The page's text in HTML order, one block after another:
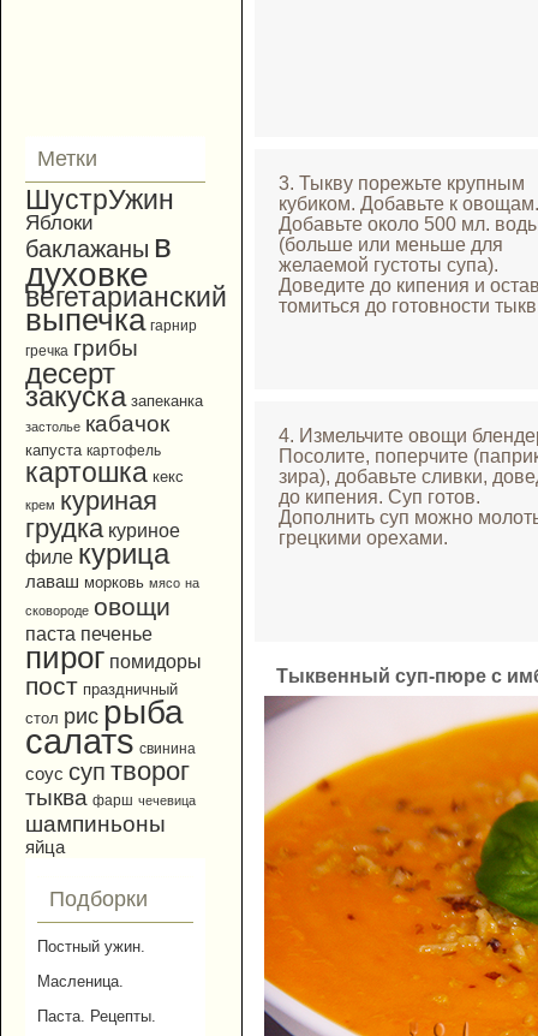
Метки
ШустрУжин
Яблоки
баклажаны в
духовке
вегетарианский
выпечка гарнир
гречка грибы
десерт
закуска запеканка
застолье кабачок
капуста картофель
картошка кекс
крем куриная
грудка куриное
филе курица
лаваш морковь мясо на
сковороде овощи
паста печенье
пирог помидоры
пост праздничный
стол рис рыба
салатs свинина
соус суп творог
тыква фарш чечевица
шампиньоны
яйца
Подборки
Постный ужин.
Масленица.
Паста. Рецепты.
3. Тыкву порежьте крупным
кубиком. Добавьте к овощам.
Добавьте около 500 мл.
(больше или меньше для
желаемой густоты супа).
Доведите до кипения и
томиться до готовности
4. Измельчите овощи
Посолите, поперчите
зира), добавьте сливки,
до кипения. Суп готов.
Дополнить суп можно
грецкими орехами.
Тыквенный суп-пюре с